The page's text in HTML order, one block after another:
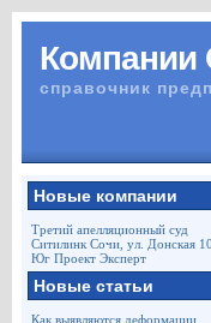
Компании
справочник
Новые компании
Третий апелляционный суд
Ситилинк Сочи, ул. Донская
Юг Проект Эксперт
Новые статьи
Как выявляются деформации